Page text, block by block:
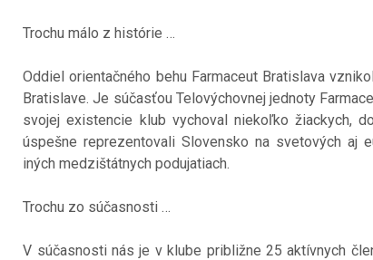
Trochu málo z histórie …
Oddiel orientačného behu Farmaceut Bratislava
Bratislave. Je súčasťou Telovýchovnej jednoty
svojej existencie klub vychoval niekoľko žiackych,
úspešne reprezentovali Slovensko na svetových aj
iných medzištátnych podujatiach.
Trochu zo súčasnosti …
V súčasnosti nás je v klube približne 25 aktívnych